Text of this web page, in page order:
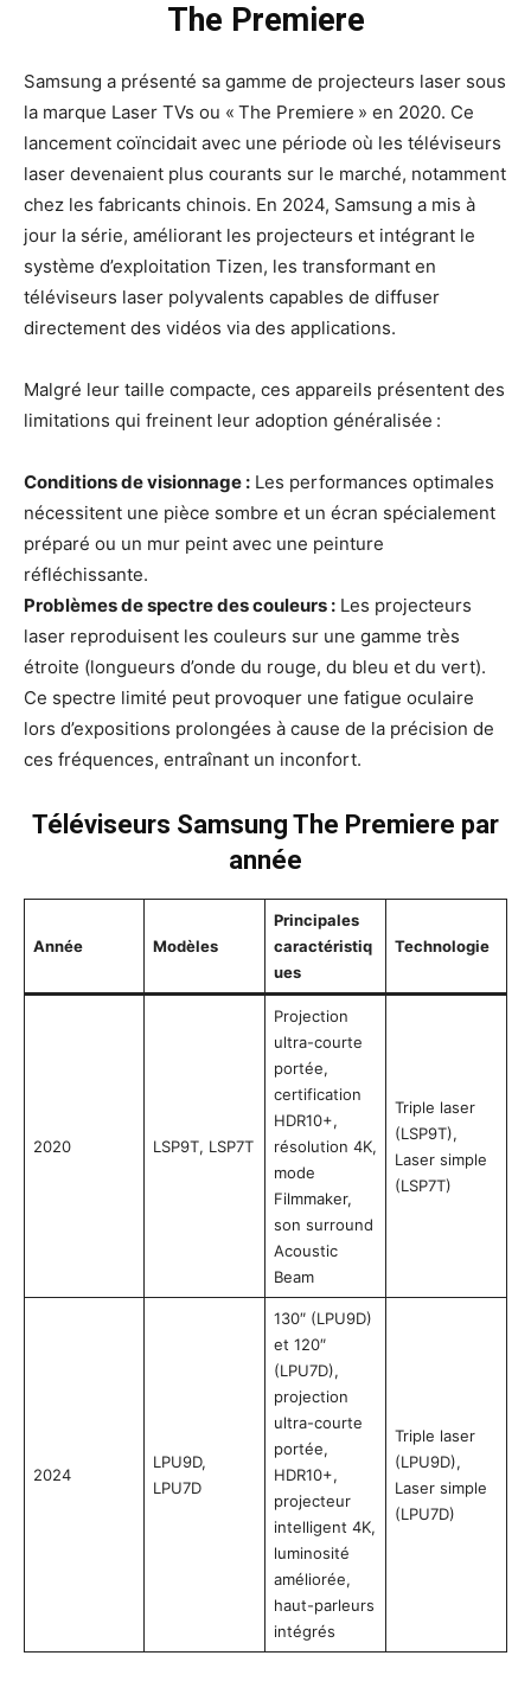
The Premiere
Samsung a présenté sa gamme de projecteurs laser sous
la marque Laser TVs ou « The Premiere » en 2020. Ce
lancement coïncidait avec une période où les téléviseurs
laser devenaient plus courants sur le marché, notamment
chez les fabricants chinois. En 2024, Samsung a mis à
jour la série, améliorant les projecteurs et intégrant le
système d’exploitation Tizen, les transformant en
téléviseurs laser polyvalents capables de diffuser
directement des vidéos via des applications.
Malgré leur taille compacte, ces appareils présentent des
limitations qui freinent leur adoption généralisée :
Conditions de visionnage : Les performances optimales
nécessitent une pièce sombre et un écran spécialement
préparé ou un mur peint avec une peinture
réfléchissante.
Problèmes de spectre des couleurs : Les projecteurs
laser reproduisent les couleurs sur une gamme très
étroite (longueurs d’onde du rouge, du bleu et du vert).
Ce spectre limité peut provoquer une fatigue oculaire
lors d’expositions prolongées à cause de la précision de
ces fréquences, entraînant un inconfort.
Téléviseurs Samsung The Premiere par
année
Année Modèles
Principales
caractéristiq
ues
Technologie
2020 LSP9T, LSP7T
Projection
ultra-courte
portée,
certification
HDR10+,
résolution 4K,
mode
Filmmaker,
son surround
Acoustic
Beam
Triple laser
(LSP9T),
Laser simple
(LSP7T)
2024
LPU9D,
LPU7D
130″ (LPU9D)
et 120″
(LPU7D),
projection
ultra-courte
portée,
HDR10+,
projecteur
intelligent 4K,
luminosité
améliorée,
haut-parleurs
intégrés
Triple laser
(LPU9D),
Laser simple
(LPU7D)